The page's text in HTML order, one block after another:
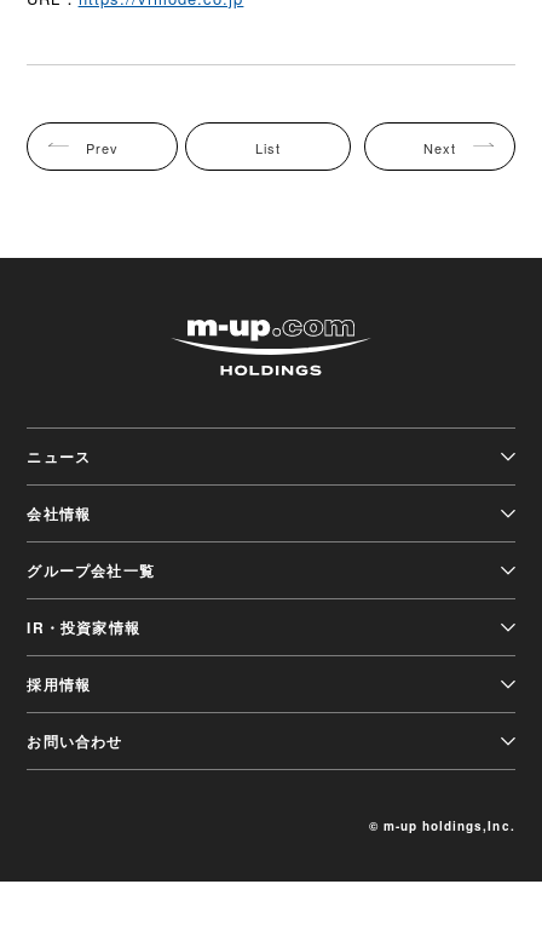
Prev List Next
ニュース
会社情報
グループ会社一覧
IR・投資家情報
採用情報
お問い合わせ
© m-up holdings,Inc.